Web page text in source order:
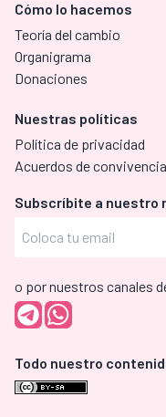
Cómo lo hacemos
Teoría del cambio
Organigrama
Donaciones
Nuestras políticas
Política de privacidad
Acuerdos de convivencia
Subscríbite a nuestro
o por nuestros canales
Todo nuestro